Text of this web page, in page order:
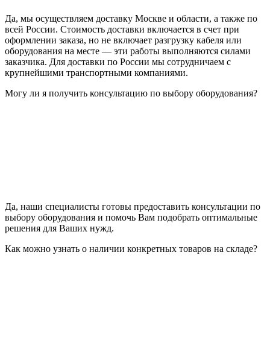
Да, мы осуществляем доставку Москве и области, а также по
всей России. Стоимость доставки включается в счет при
оформлении заказа, но не включает разгрузку кабеля или
оборудования на месте — эти работы выполняются силами
заказчика. Для доставки по России мы сотрудничаем с
крупнейшими транспортными компаниями.
Могу ли я получить консультацию по выбору оборудования?
Да, наши специалисты готовы предоставить консультации по
выбору оборудования и помочь Вам подобрать оптимальные
решения для Ваших нужд.
Как можно узнать о наличии конкретных товаров на складе?